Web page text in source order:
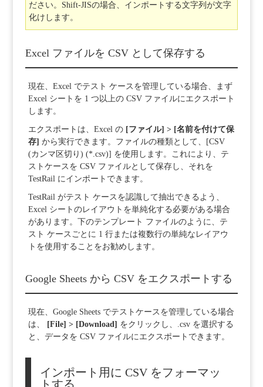
ださい。Shift-JISの場合、インポートする文字列が文字
化けします。
Excel ファイルを CSV として保存する
現在、Excel でテスト ケースを管理している場合、まず
Excel シートを 1 つ以上の CSV ファイルにエクスポート
します。
エクスポートは、Excel の [ファイル] > [名前を付けて保
存] から実行できます。ファイルの種類として、[CSV
(カンマ区切り) (*.csv)] を使用します。これにより、テ
ストケースを CSV ファイルとして保存し、それを
TestRail にインポートできます。
TestRail がテスト ケースを認識して抽出できるよう、
Excel シートのレイアウトを単純化する必要がある場合
があります。下のテンプレート ファイルのように、テ
スト ケースごとに 1 行または複数行の単純なレイアウ
トを使用することをお勧めします。
Google Sheets から CSV をエクスポートする
現在、Google Sheets でテストケースを管理している場合
は、
[File] > [Download] をクリックし、.csv を選択する
と、データを CSV ファイルにエクスポートできます。
インポート用に CSV をフォーマッ
トする